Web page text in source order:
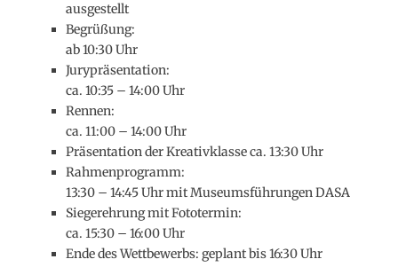
ausgestellt
Begrüßung:
ab 10:30 Uhr
Jurypräsentation:
ca. 10:35 – 14:00 Uhr
Rennen:
ca. 11:00 – 14:00 Uhr
Präsentation der Kreativklasse ca. 13:30 Uhr
Rahmenprogramm:
13:30 – 14:45 Uhr mit Museumsführungen DASA
Siegerehrung mit Fototermin:
ca. 15:30 – 16:00 Uhr
Ende des Wettbewerbs: geplant bis 16:30 Uhr